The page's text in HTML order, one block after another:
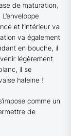
de maturation,
et l’intérieur va
va également
en bouche, il
légèrement
il se
haleine !
comme un
de